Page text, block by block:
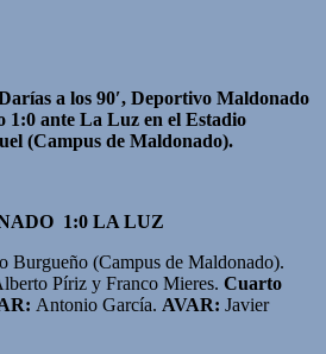
a los 90′, Deportivo Maldonado
1:0 ante La Luz en el Estadio
(Campus de Maldonado).
1:0 LA LUZ
Burgueño (Campus de Maldonado).
Píriz y Franco Mieres. Cuarto
Antonio García. AVAR: Javier